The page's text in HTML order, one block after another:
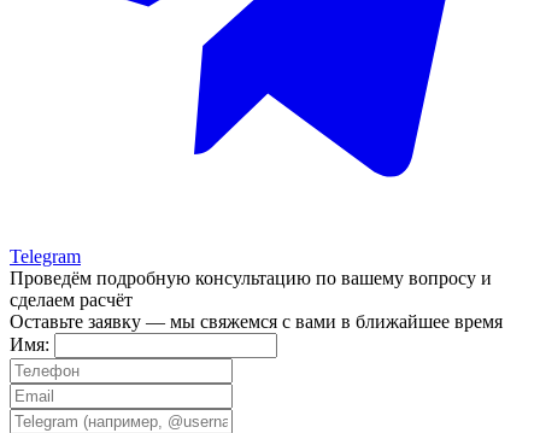
Telegram
Проведём подробную консультацию по вашему вопросу и
сделаем расчёт
Оставьте заявку — мы свяжемся с вами в ближайшее время
Имя: